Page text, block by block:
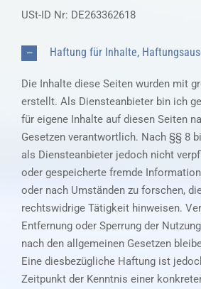
USt-ID Nr: DE263362618
Haftung für Inhalte,
Die Inhalte diese Seiten wurden mit
erstellt. Als Diensteanbieter bin ich
für eigene Inhalte auf diesen Seiten
Gesetzen verantwortlich. Nach §§ 8
als Diensteanbieter jedoch nicht
oder gespeicherte fremde
oder nach Umständen zu forschen,
rechtswidrige Tätigkeit hinweisen.
Entfernung oder Sperrung der
nach den allgemeinen Gesetzen
Eine diesbezügliche Haftung ist
Zeitpunkt der Kenntnis einer